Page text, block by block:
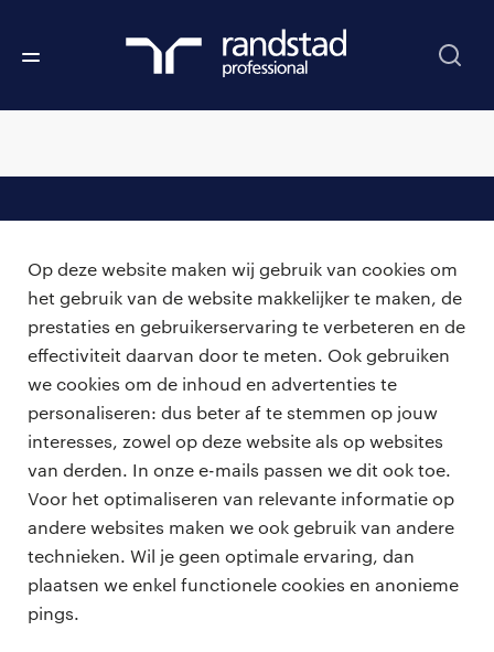
Op deze website maken wij gebruik van cookies om
het gebruik van de website makkelijker te maken, de
prestaties en gebruikerservaring te verbeteren en de
effectiviteit daarvan door te meten. Ook gebruiken
we cookies om de inhoud en advertenties te
personaliseren: dus beter af te stemmen op jouw
interesses, zowel op deze website als op websites
van derden. In onze e-mails passen we dit ook toe.
Voor het optimaliseren van relevante informatie op
andere websites maken we ook gebruik van andere
technieken. Wil je geen optimale ervaring, dan
plaatsen we enkel functionele cookies en anonieme
pings.
vacatures
zzp-opdrachten
careers for expats
voor opdrachtgevers
algemene voorwaarden
over ons
bmc
onze kantoren
Randstad Professional Google score 4.15 -